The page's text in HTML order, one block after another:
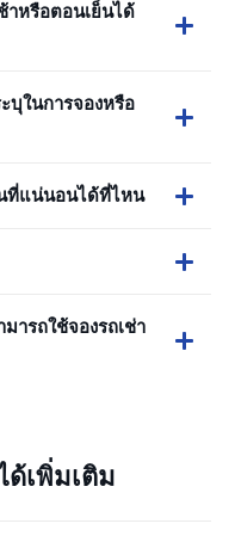
าหรือตอนเย็นได้
บุในการจองหรือ
ที่แน่นอนได้ที่ไหน
ารถใช้จองรถเช่า
ด้เพิ่มเติม